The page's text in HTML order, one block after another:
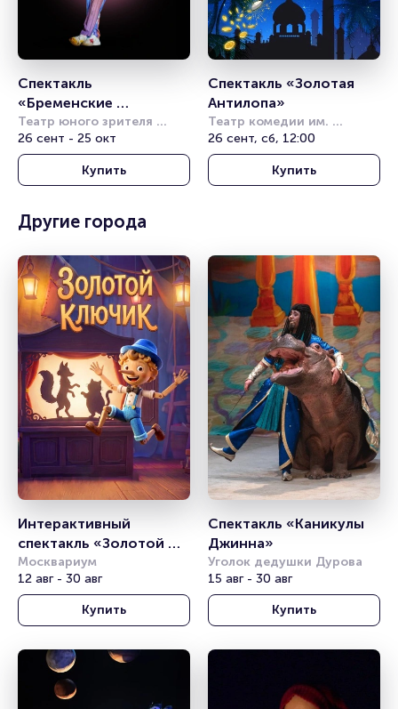
Спектакль
«Бременские
музыканты»
Театр юного зрителя
имени А.А. Брянцева
26 сент - 25 окт
Купить
Спектакль «Золотая
Антилопа»
Театр комедии им.
Акимова
26 сент, сб, 12:00
Купить
Другие города
Интерактивный
спектакль «Золотой
Ключик»
Москвариум
12 авг - 30 авг
Купить
Спектакль «Каникулы
Джинна»
Уголок дедушки Дурова
15 авг - 30 авг
Купить